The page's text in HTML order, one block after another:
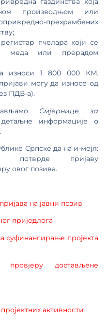
производњом или
прехрамбених
пчелара који се
меда или прерадом
износи 1 800 000 КМ.
могу да износе од
ПДВ-а).
Смјернице за
информације о
.
Српске да на и-мејл:
потврде пријаву
овог позива.
на јавни позив
приједлога
суфинансирање пројекта
достављене
активности